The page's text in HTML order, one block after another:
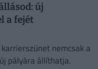
új
a fejét
nemcsak a
pályára állíthatja.